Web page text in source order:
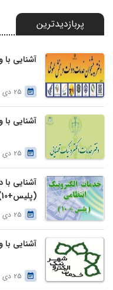
پربازدیدترین
آشنایی
25 دی 1397
آشنایی
25 دی 1397
آشنایی با
(پلیس+10)
25 دی 1397
آشنایی
25 دی 1397